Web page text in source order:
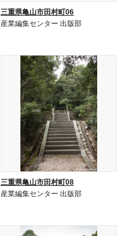
三重県亀山市田村町06
産業編集センター 出版部
三重県亀山市田村町08
産業編集センター 出版部